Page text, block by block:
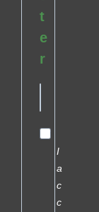
t
e
r
I
a
c
c